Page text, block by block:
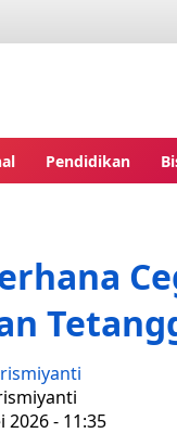
Pendidikan
2026 - 11:35